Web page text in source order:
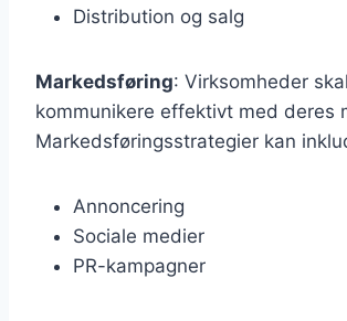
Distribution og salg
Markedsføring: Virksomheder skal
kommunikere effektivt med deres
Markedsføringsstrategier kan
Annoncering
Sociale medier
PR-kampagner